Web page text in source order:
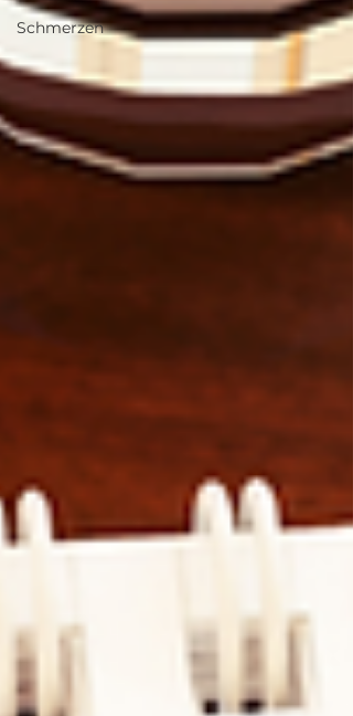
Schmerzen